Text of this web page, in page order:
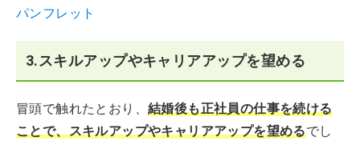
パンフレット
3.スキルアップやキャリアアップを望める
冒頭で触れたとおり、 結婚後も正社員の仕事を続ける
ことで、スキルアップやキャリアアップを望めるでし